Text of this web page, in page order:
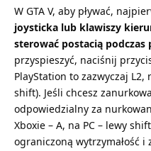
W GTA V, aby pływać,
joysticka lub klawiszy
sterować postacią podczas
przyspieszyć, naciśnij
PlayStation to zazwyczaj L2,
shift). Jeśli chcesz
odpowiedzialny za
Xboxie – A, na PC – lewy
ograniczoną wytrzymałość